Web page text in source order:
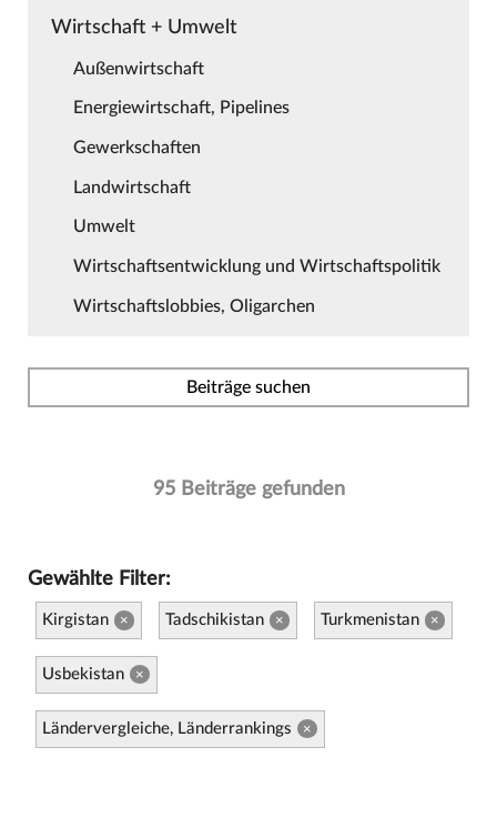
Wirtschaft + Umwelt
Außenwirtschaft
Energiewirtschaft, Pipelines
Gewerkschaften
Landwirtschaft
Umwelt
Wirtschaftsentwicklung und Wirtschaftspolitik
Wirtschaftslobbies, Oligarchen
Beiträge suchen
95 Beiträge gefunden
Gewählte Filter:
Kirgistan × Tadschikistan × Turkmenistan ×
Usbekistan ×
Ländervergleiche, Länderrankings ×